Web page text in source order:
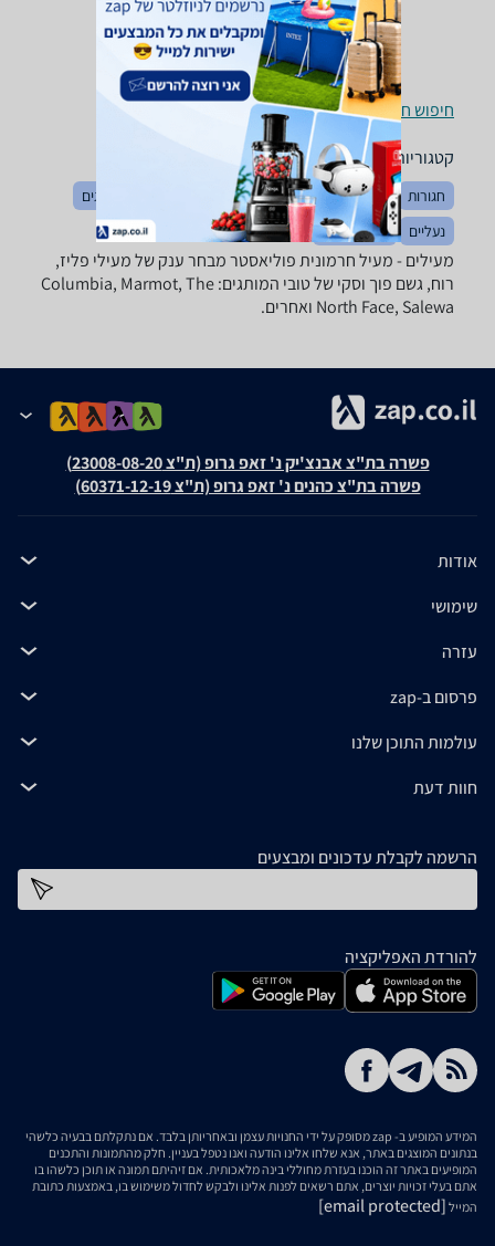
חיפוש חנויות מעילים לפי עיר
קטגוריות משלימות
חגורות הלבשה כללי כובעים
חולצות וסריגים
נעליים
בגדי ספורט
מעילים - ‏מעיל חרמונית ‏פוליאסטר מבחר ענק של מעילי פליז,
רוח, גשם פוך וסקי של טובי המותגים: Columbia, Marmot, The
North Face, Salewa ואחרים.
פשרה בת"צ אבנצ'יק נ' זאפ גרופ (ת"צ 23008-08-20)
פשרה בת"צ כהנים נ' זאפ גרופ (ת"צ 60371-12-19)
אודות
שימושי
עזרה
פרסום ב-zap
עולמות התוכן שלנו
חוות דעת
הרשמה לקבלת עדכונים ומבצעים
להורדת האפליקציה
המידע המופיע ב- zap מסופק על ידי החנויות עצמן ובאחריותן בלבד. אם נתקלתם בבעיה כלשהי
בנתונים המוצגים באתר, אנא שלחו אלינו הודעה ואנו נטפל בעניין. חלק מהתמונות והתכנים
המופיעים באתר זה הוכנו בעזרת מחוללי בינה מלאכותית. אם זיהיתם תמונה או תוכן כלשהו בו
אתם בעלי זכויות יוצרים, אתם רשאים לפנות אלינו ולבקש לחדול משימוש בו, באמצעות כתובת
המייל [email protected]